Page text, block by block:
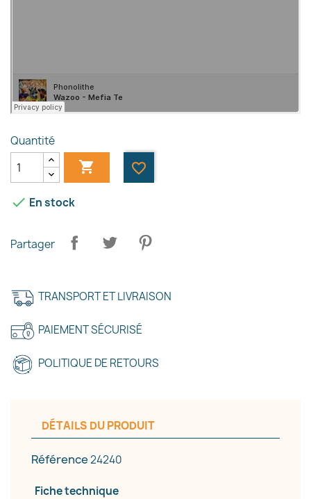
Quantité
 favorite_border
 En stock
Partager
TRANSPORT ET LIVRAISON
PAIEMENT SÉCURISÉ
POLITIQUE DE RETOURS
DÉTAILS DU PRODUIT
Référence24240
Fiche technique
Créer une liste d'envies ×